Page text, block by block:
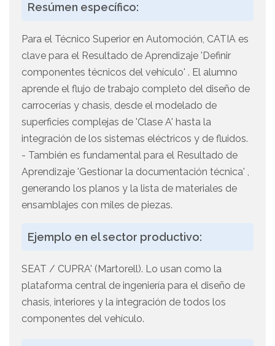
Resúmen específico:
Para el Técnico Superior en Automoción, CATIA es
clave para el Resultado de Aprendizaje 'Definir
componentes técnicos del vehículo' . El alumno
aprende el flujo de trabajo completo del diseño de
carrocerías y chasis, desde el modelado de
superficies complejas de 'Clase A' hasta la
integración de los sistemas eléctricos y de fluidos.
- También es fundamental para el Resultado de
Aprendizaje 'Gestionar la documentación técnica' ,
generando los planos y la lista de materiales de
ensamblajes con miles de piezas.
Ejemplo en el sector productivo:
SEAT / CUPRA' (Martorell). Lo usan como la
plataforma central de ingeniería para el diseño de
chasis, interiores y la integración de todos los
componentes del vehículo.